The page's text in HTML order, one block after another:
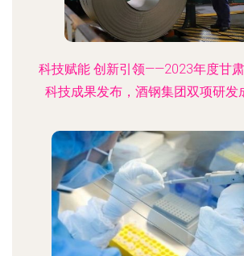
科技赋能 创新引领——2023年度甘
科技成果发布，酒钢集团双项研发